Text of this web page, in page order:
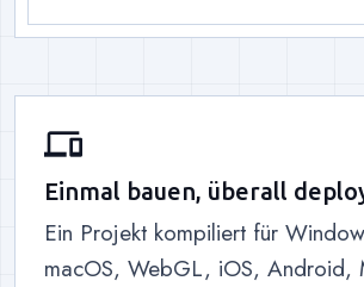
devices
Einmal bauen, überall
Ein Projekt kompiliert für
macOS, WebGL, iOS, Android,